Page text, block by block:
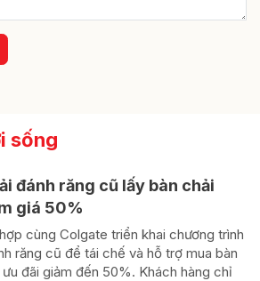
sống
đánh răng cũ lấy bàn chải
giá 50%
cùng Colgate triển khai chương trình
răng cũ để tái chế và hỗ trợ mua bàn
đãi giảm đến 50%. Khách hàng chỉ